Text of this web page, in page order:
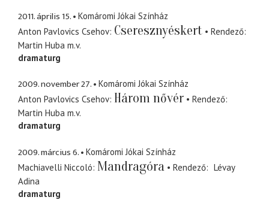
2011. április 15.
Komáromi Jókai Színház
Anton Pavlovics Csehov Cseresznyéskert
Rendező
Martin Huba m.v.
dramaturg
2009. november 27.
Komáromi Jókai Színház
Anton Pavlovics Csehov Három nővér
Rendező
Martin Huba m.v.
dramaturg
2009. március 6.
Komáromi Jókai Színház
Machiavelli Niccoló Mandragóra Rendező
Lévay
Adina
dramaturg